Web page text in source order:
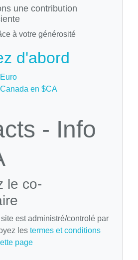
une contribution
à votre générosité
d'abord
Euro
Canada en $CA
- Info
le co-
est administré/controlé par
les termes et conditions
page